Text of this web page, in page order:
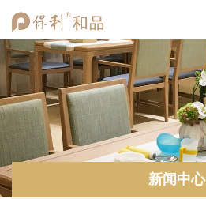
新闻中心